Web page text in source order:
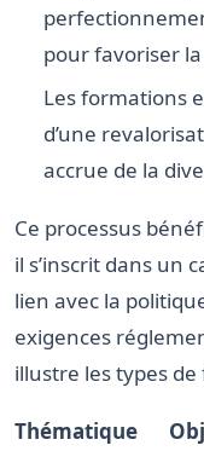
pour favoriser
Les formations
d’une
accrue de la
Ce processus
il s’inscrit dans un
lien avec la
exigences
illustre les types
Thématique